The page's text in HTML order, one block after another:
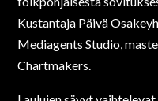
Kustantaja Päivä
Mediagents Studio,
Chartmakers.